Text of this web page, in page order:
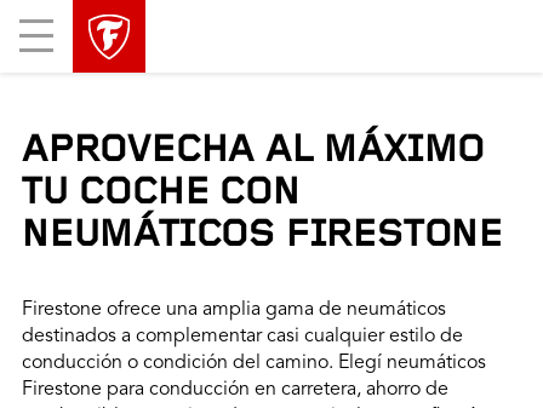
Mobile
Menu
APROVECHA AL MÁXIMO
TU COCHE CON
NEUMÁTICOS FIRESTONE
Firestone ofrece una amplia gama de neumáticos
destinados a complementar casi cualquier estilo de
conducción o condición del camino. Elegí neumáticos
Firestone para conducción en carretera, ahorro de